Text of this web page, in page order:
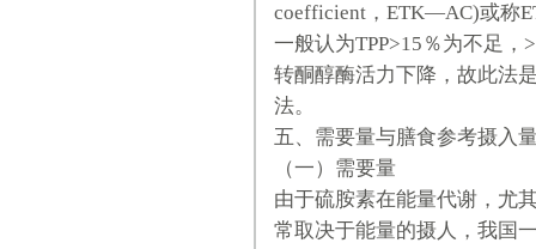
coefficient，ETK—AC)或称
一般认为TPP>15％为不足
转酮醇酶活力下降，故此法
法。
五、需要量与膳食参考摄入
（一）需要量
由于硫胺素在能量代谢，尤
常取决于能量的摄人，我国